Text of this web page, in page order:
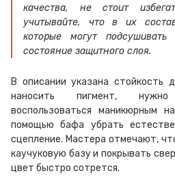
качества, не стоит
учитывайте, что в их
которые могут подсушивать
состояние защитного слоя.
В описании указана стойкость
наносить пигмент,
воспользоваться маникюрным
помощью бафа убрать
сцепление. Мастера отмечают,
каучуковую базу и покрывать
цвет быстро сотрется.